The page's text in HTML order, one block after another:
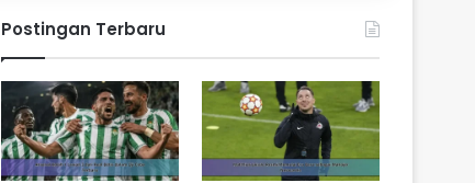
Postingan Terbaru